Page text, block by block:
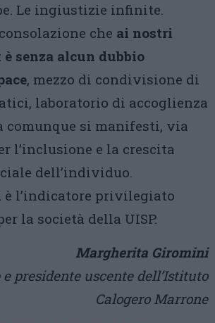
Le ingiustizie infinite.
che ai nostri
senza alcun dubbio
, mezzo di condivisione di
laboratorio di accoglienza
comunque si manifesti, via
l’inclusione e la crescita
dell’individuo.
è l’indicatore privilegiato
la società della UISP.
Margherita Giromini
e presidente uscente dell’Istituto
Calogero Marrone